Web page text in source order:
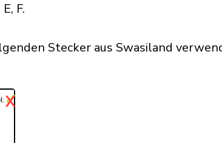
F.
Stecker aus Swasiland
✓
X